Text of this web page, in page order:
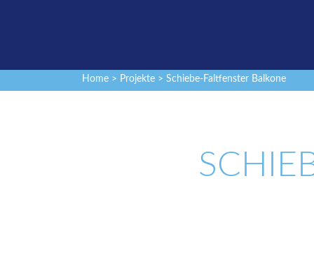
Home > Projekte > Schiebe-Faltfenster Balkone